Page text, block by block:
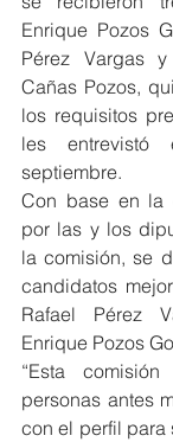
Enrique Pozos
Pérez Vargas
Cañas Pozos,
los requisitos
les
septiembre.
Con base en la
por las y los
la comisión, se
candidatos
Rafael Pérez
Enrique Pozos
“Esta
personas antes
con el perfil para